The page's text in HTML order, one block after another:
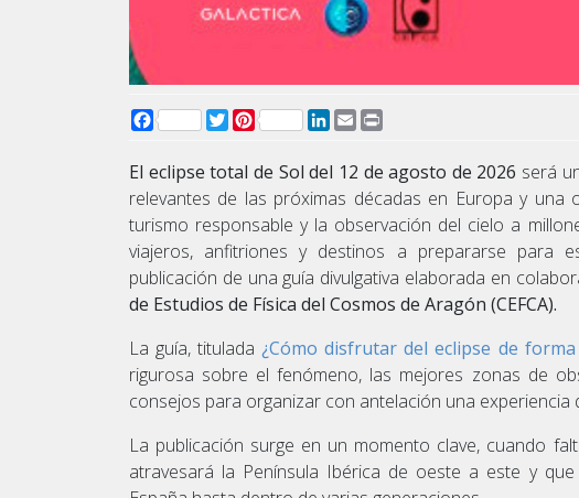
FacebookTwitterPinterest LinkedIn
Email
El eclipse total de Sol del 12 de agosto de 2026 será
relevantes de las próximas décadas en Europa y una
turismo responsable y la observación del cielo a
viajeros, anfitriones y destinos a prepararse para
publicación de una guía divulgativa elaborada en
de Estudios de Física del Cosmos de Aragón (CEFCA).
La guía, titulada ¿Cómo disfrutar del eclipse de
rigurosa sobre el fenómeno, las mejores zonas de
consejos para organizar con antelación una experiencia
La publicación surge en un momento clave, cuando
atravesará la Península Ibérica de oeste a este y